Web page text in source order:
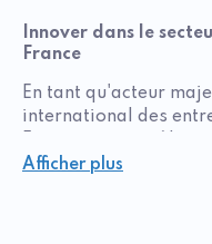
Innover dans le
France
En tant qu'acteur
international des
souhaitant
Afficher plus